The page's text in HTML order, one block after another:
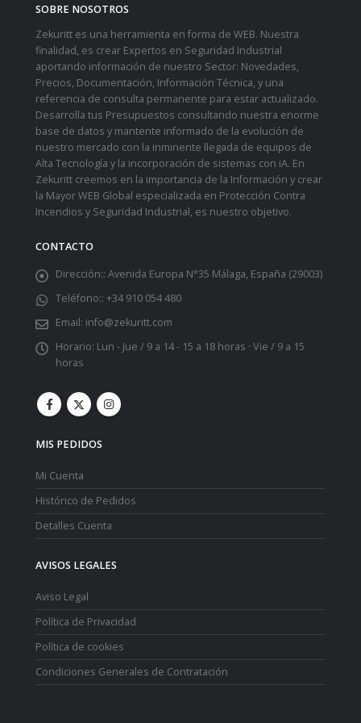
SOBRE NOSOTROS
Zekuritt es una herramienta en forma de WEB. Nuestra
finalidad, es crear Expertos en Seguridad Industrial
aportando información de nuestro Sector: Novedades,
Precios, Documentación, Información Técnica, y una
referencia de consulta permanente para estar actualizado.
Desarrolla tus Presupuestos consultando nuestra enorme
base de datos y mantente informado de la evolución de
nuestro mercado con la inminente llegada de equipos de
Alta Tecnología y la incorporación de sistemas con iA. En
Zekuritt creemos en la importancia de la Información y crear
la Mayor WEB Global especializada en Protección Contra
Incendios y Seguridad Industrial, es nuestro objetivo.
CONTACTO
Dirección:: Avenida Europa N°35 Málaga, España (29003)
Teléfono:: +34 910 054 480
Email: info@zekuritt.com
Horario: Lun - Jue / 9 a 14 - 15 a 18 horas · Vie / 9 a 15
horas
MIS PEDIDOS
Mi Cuenta
Histórico de Pedidos
Detalles Cuenta
AVISOS LEGALES
Aviso Legal
Política de Privacidad
Política de cookies
Condiciones Generales de Contratación